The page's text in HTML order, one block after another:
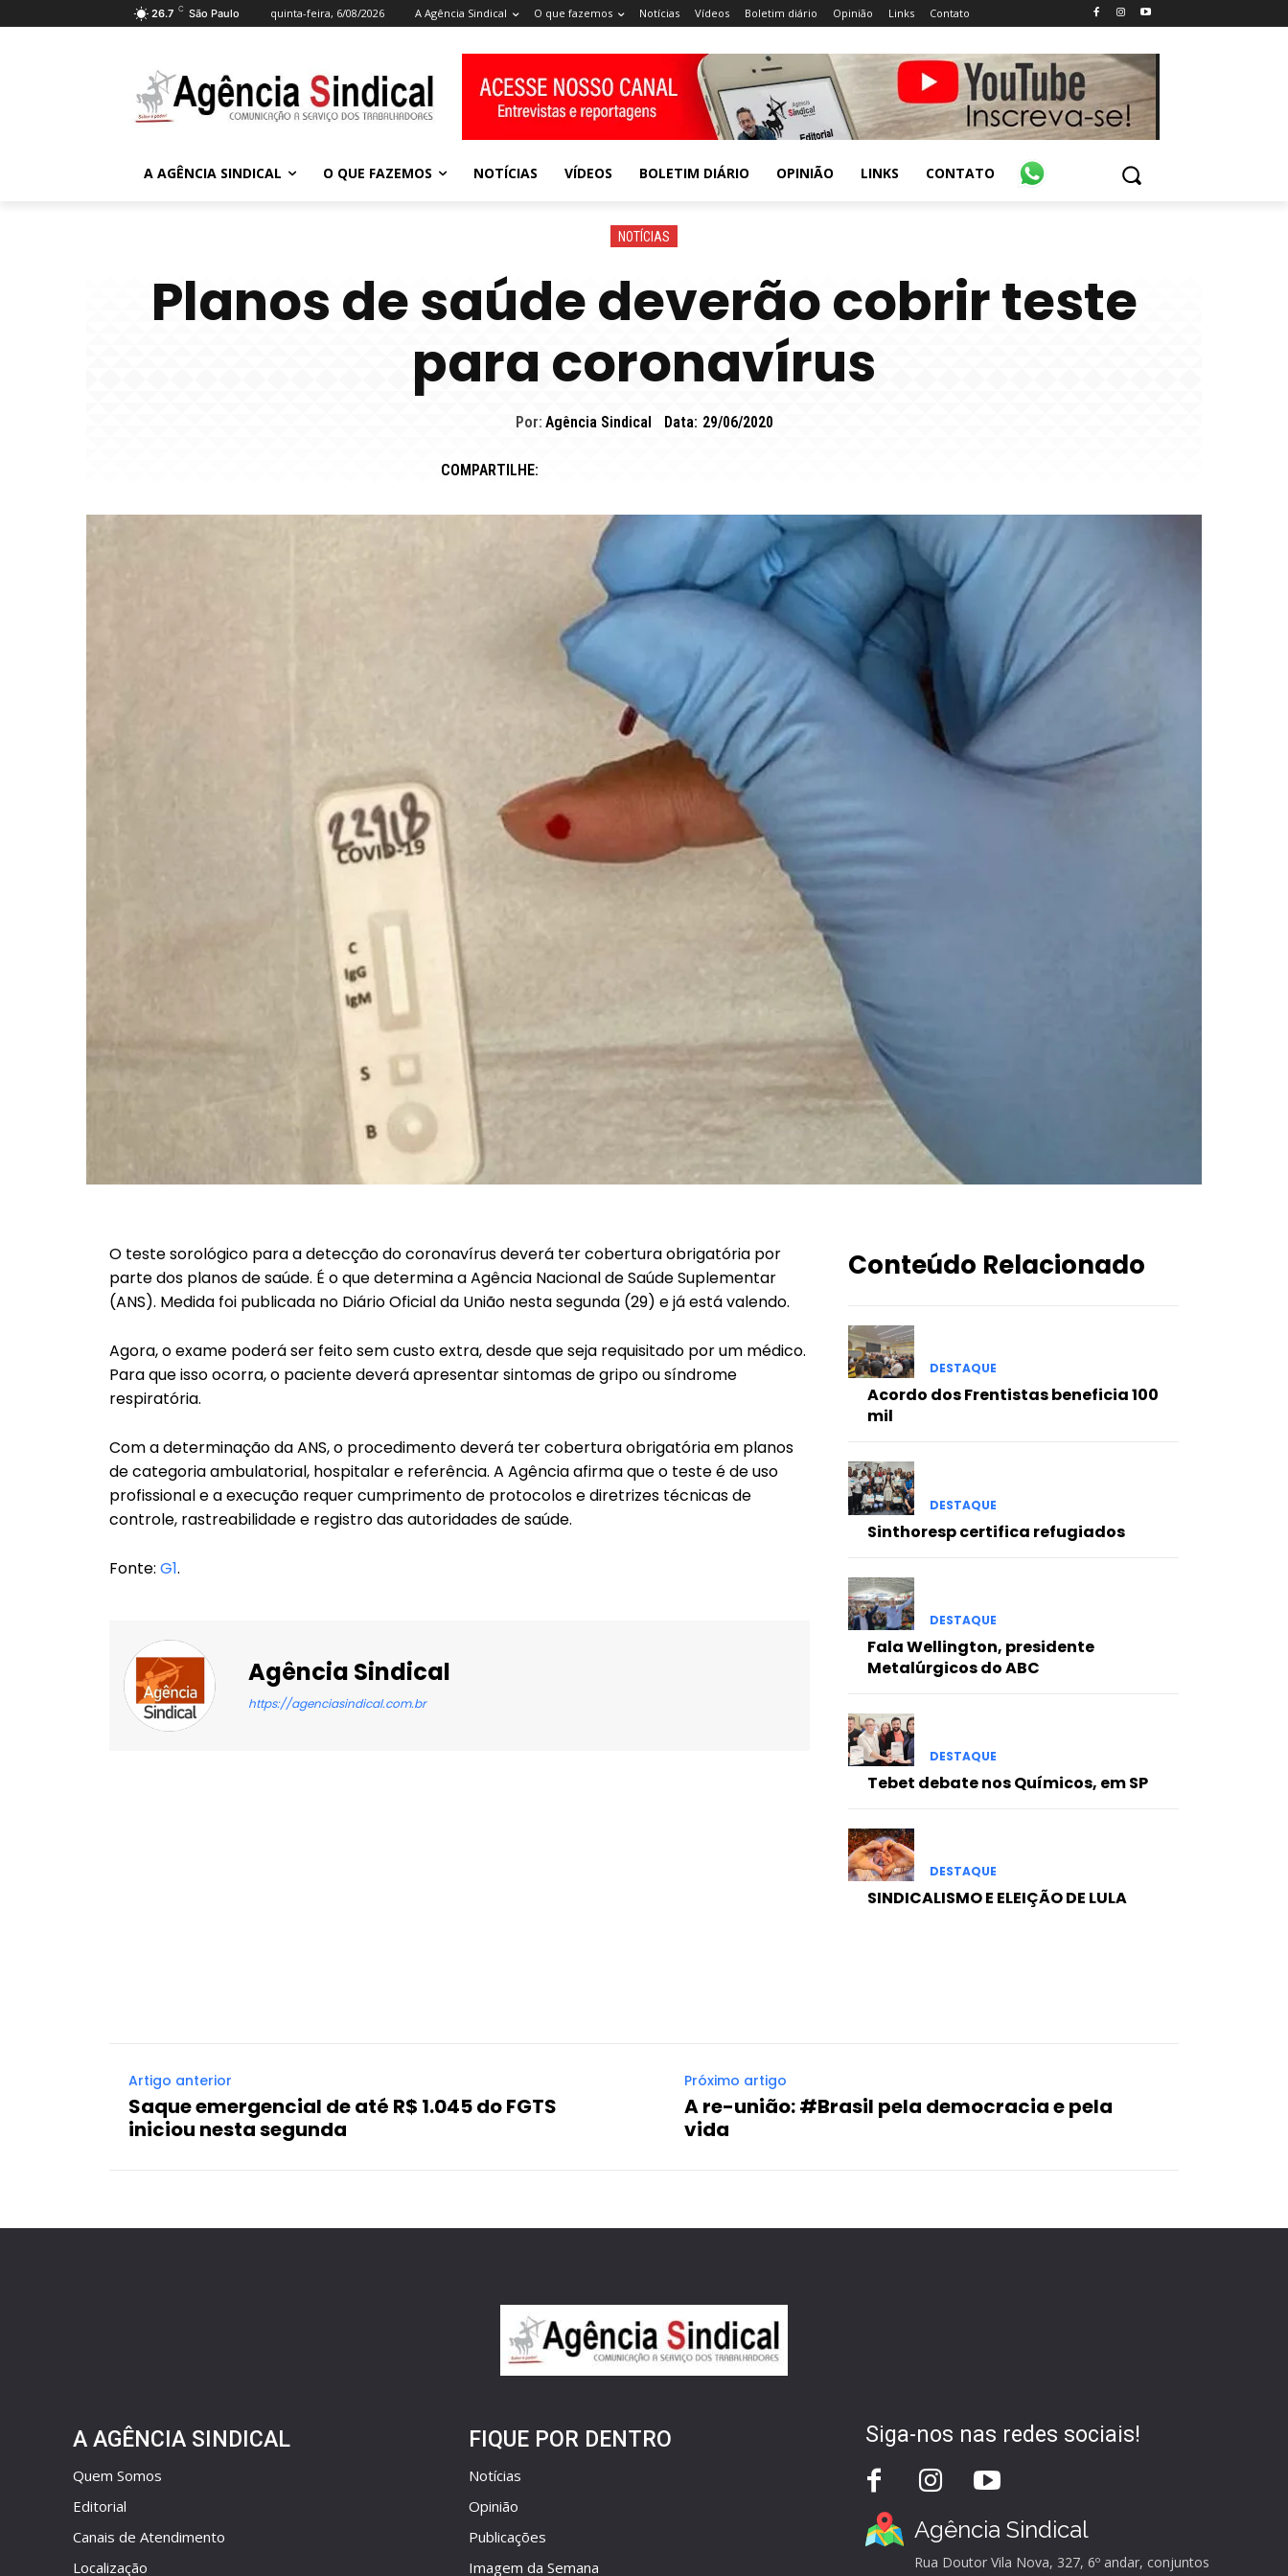
26.7 C São Paulo quinta-feira, 6/08/2026 A Agência Sindical O que fazemos Notícias Vídeos Boletim diário Opinião Links Contato
A AGÊNCIA SINDICAL O QUE FAZEMOS NOTÍCIAS VÍDEOS BOLETIM DIÁRIO OPINIÃO LINKS CONTATO
NOTÍCIAS
Planos de saúde deverão cobrir teste
para coronavírus
Por: Agência Sindical Data: 29/06/2020
COMPARTILHE:
O teste sorológico para a detecção do coronavírus deverá ter cobertura obrigatória por
parte dos planos de saúde. É o que determina a Agência Nacional de Saúde Suplementar
(ANS). Medida foi publicada no Diário Oficial da União nesta segunda (29) e já está valendo.
Agora, o exame poderá ser feito sem custo extra, desde que seja requisitado por um médico.
Para que isso ocorra, o paciente deverá apresentar sintomas de gripo ou síndrome
respiratória.
Com a determinação da ANS, o procedimento deverá ter cobertura obrigatória em planos
de categoria ambulatorial, hospitalar e referência. A Agência afirma que o teste é de uso
profissional e a execução requer cumprimento de protocolos e diretrizes técnicas de
controle, rastreabilidade e registro das autoridades de saúde.
Fonte: G1.
Agência Sindical
https://agenciasindical.com.br
Conteúdo Relacionado
DESTAQUE
Acordo dos Frentistas beneficia 100
mil
DESTAQUE
Sinthoresp certifica refugiados
DESTAQUE
Fala Wellington, presidente
Metalúrgicos do ABC
DESTAQUE
Tebet debate nos Químicos, em SP
DESTAQUE
SINDICALISMO E ELEIÇÃO DE LULA
Artigo anterior
Saque emergencial de até R$ 1.045 do FGTS
iniciou nesta segunda
Próximo artigo
A re-união: #Brasil pela democracia e pela
vida
A AGÊNCIA SINDICAL
Quem Somos
Editorial
Canais de Atendimento
Localização
FIQUE POR DENTRO
Notícias
Opinião
Publicações
Imagem da Semana
Siga-nos nas redes sociais!
Agência Sindical
Rua Doutor Vila Nova, 327, 6º andar, conjuntos